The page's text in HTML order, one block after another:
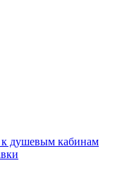
душевым кабинам